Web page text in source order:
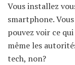
Vous installez
smartphone.
pouvez voir ce
même les
tech, non?